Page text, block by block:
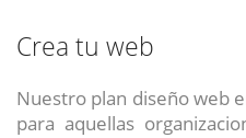
Crea tu web
Nuestro plan diseño web
para aquellas